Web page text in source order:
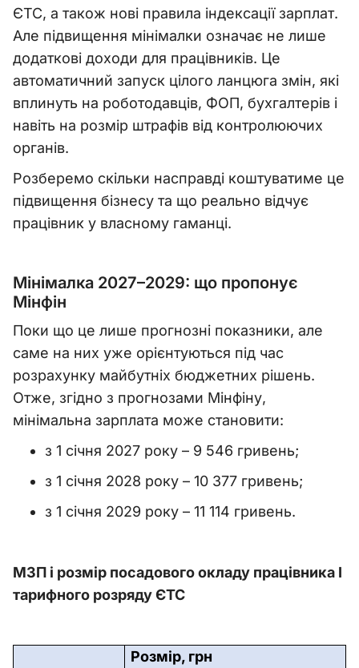
ЄТС, а також нові правила індексації зарплат.
Але підвищення мінімалки означає не лише
додаткові доходи для працівників. Це
автоматичний запуск цілого ланцюга змін, які
вплинуть на роботодавців, ФОП, бухгалтерів і
навіть на розмір штрафів від контролюючих
органів.
Розберемо скільки насправді коштуватиме це
підвищення бізнесу та що реально відчує
працівник у власному гаманці.
Мінімалка 2027–2029: що пропонує
Мінфін
Поки що це лише прогнозні показники, але
саме на них уже орієнтуються під час
розрахунку майбутніх бюджетних рішень.
Отже, згідно з прогнозами Мінфіну,
мінімальна зарплата може становити:
з 1 січня 2027 року – 9 546 гривень;
з 1 січня 2028 року – 10 377 гривень;
з 1 січня 2029 року – 11 114 гривень.
МЗП і розмір посадового окладу працівника І
тарифного розряду ЄТС
Розмір, грн